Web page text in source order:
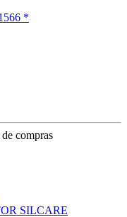
*
compras
SILCARE